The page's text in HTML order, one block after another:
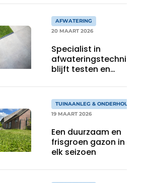
Niko Hydro
tuinpaal essential
in cortenstaal
AFWATERING
20 MAART 2026
Specialist in
afwateringstechniek
blijft testen en
TUINAANLEG & ONDERHOUD
19 MAART 2026
Een duurzaam en
frisgroen gazon in
elk seizoen